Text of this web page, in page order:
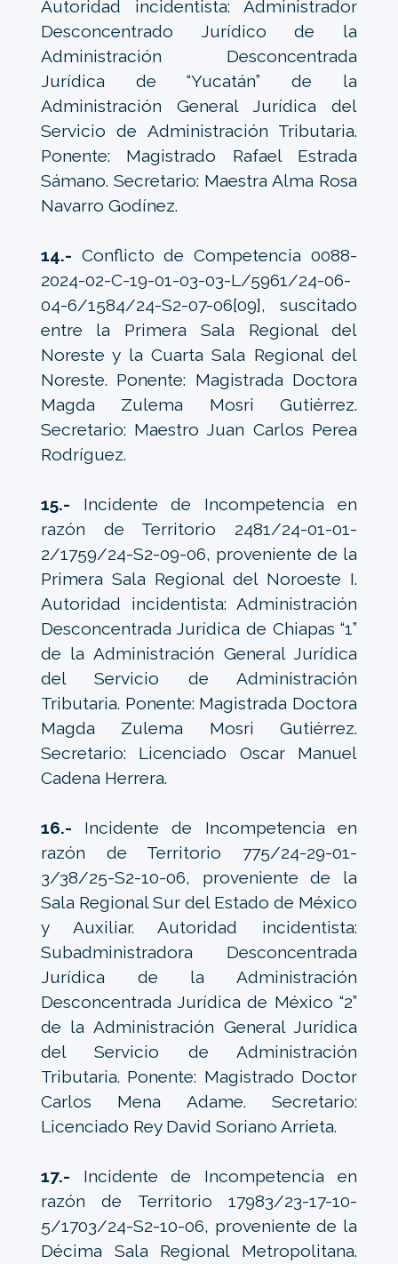
Autoridad incidentista: Administrador
Desconcentrado Jurídico de la
Administración Desconcentrada
Jurídica de “Yucatán” de la
Administración General Jurídica del
Servicio de Administración Tributaria.
Ponente: Magistrado Rafael Estrada
Sámano. Secretario: Maestra Alma Rosa
Navarro Godínez.
14.- Conflicto de Competencia 0088-
2024-02-C-19-01-03-03-L/5961/24-06-
04-6/1584/24-S2-07-06[09], suscitado
entre la Primera Sala Regional del
Noreste y la Cuarta Sala Regional del
Noreste. Ponente: Magistrada Doctora
Magda Zulema Mosri Gutiérrez.
Secretario: Maestro Juan Carlos Perea
Rodríguez.
15.- Incidente de Incompetencia en
razón de Territorio 2481/24-01-01-
2/1759/24-S2-09-06, proveniente de la
Primera Sala Regional del Noroeste I.
Autoridad incidentista: Administración
Desconcentrada Jurídica de Chiapas “1”
de la Administración General Jurídica
del Servicio de Administración
Tributaria. Ponente: Magistrada Doctora
Magda Zulema Mosri Gutiérrez.
Secretario: Licenciado Oscar Manuel
Cadena Herrera.
16.- Incidente de Incompetencia en
razón de Territorio 775/24-29-01-
3/38/25-S2-10-06, proveniente de la
Sala Regional Sur del Estado de México
y Auxiliar. Autoridad incidentista:
Subadministradora Desconcentrada
Jurídica de la Administración
Desconcentrada Jurídica de México “2”
de la Administración General Jurídica
del Servicio de Administración
Tributaria. Ponente: Magistrado Doctor
Carlos Mena Adame. Secretario:
Licenciado Rey David Soriano Arrieta.
17.- Incidente de Incompetencia en
razón de Territorio 17983/23-17-10-
5/1703/24-S2-10-06, proveniente de la
Décima Sala Regional Metropolitana.